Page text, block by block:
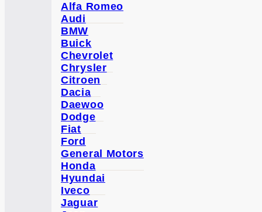
Alfa Romeo
Audi
BMW
Buick
Chevrolet
Chrysler
Citroen
Dacia
Daewoo
Dodge
Fiat
Ford
General Motors
Honda
Hyundai
Iveco
Jaguar